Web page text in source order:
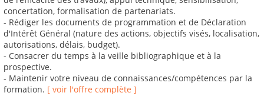
concertation, formalisation de partenariats.
- Rédiger les documents de programmation et de Déclaration
d'Intérêt Général (nature des actions, objectifs visés, localisation,
autorisations, délais, budget).
- Consacrer du temps à la veille bibliographique et à la
prospective.
- Maintenir votre niveau de connaissances/compétences par la
formation. [ voir l'offre complète ]